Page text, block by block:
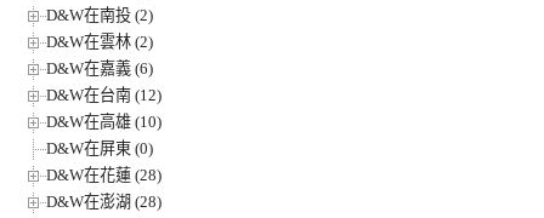
D&W在南投 (2)
D&W在雲林 (2)
D&W在嘉義 (6)
D&W在台南 (12)
D&W在高雄 (10)
D&W在屏東 (0)
D&W在花蓮 (28)
D&W在澎湖 (28)